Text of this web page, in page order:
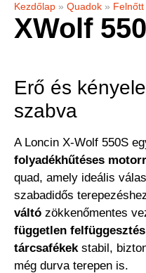
Kezdőlap » Quadok »
XWolf
Erő és
szabva
A Loncin X-Wolf 550S
folyadékhűtéses
quad, amely ideális
szabadidős
váltó zökkenőmentes
független felfüggesztés
tárcsafékekstabil,
még durva terepen is.